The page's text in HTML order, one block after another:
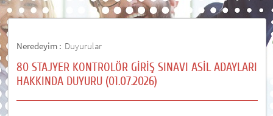
Neredeyim : Duyurular
80 STAJYER KONTROLÖR GİRİŞ SINAVI ASİL ADAYLARI
HAKKINDA DUYURU (01.07.2026)